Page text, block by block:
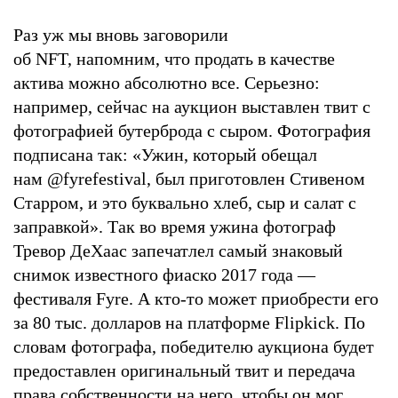
Раз уж мы вновь заговорили
об NFT, напомним, что продать в качестве
актива можно абсолютно все. Серьезно:
например, сейчас на аукцион выставлен твит с
фотографией бутерброда с сыром. Фотография
подписана так: «Ужин, который обещал
нам @fyrefestival, был приготовлен Стивеном
Старром, и это буквально хлеб, сыр и салат с
заправкой». Так во время ужина фотограф
Тревор ДеХаас запечатлел самый знаковый
снимок известного фиаско 2017 года —
фестиваля Fyre. А кто-то может приобрести его
за 80 тыс. долларов на платформе Flipkick. По
словам фотографа, победителю аукциона будет
предоставлен оригинальный твит и передача